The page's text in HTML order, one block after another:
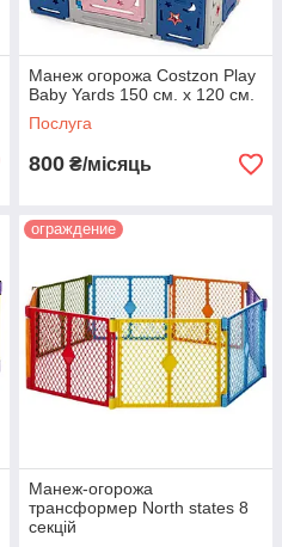
Манеж огорожа Costzon Play
Baby Yards 150 см. х 120 см.
Послуга
800 ₴/місяць
ограждение
Манеж-огорожа
трансформер North states 8
секцій